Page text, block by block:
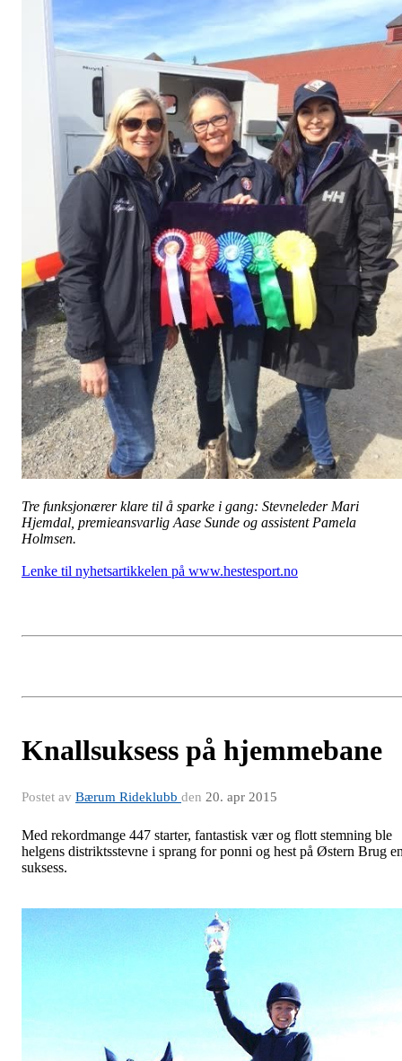
Tre funksjonærer klare til å sparke i gang: Stevneleder Mari
Hjemdal, premieansvarlig Aase Sunde og assistent Pamela
Holmsen.
Lenke til nyhetsartikkelen på www.hestesport.no
Knallsuksess på hjemmebane
Postet av Bærum Rideklubb den 20. apr 2015
Med rekordmange 447 starter, fantastisk vær og flott stemning ble
helgens distriktsstevne i sprang for ponni og hest på Østern Brug
suksess.